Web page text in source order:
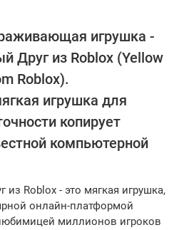
игрушка -
Друг из Roblox (Yellow
Roblox).
игрушка для
копирует
компьютерной
Roblox - это мягкая игрушка,
онлайн-платформой
миллионов игроков